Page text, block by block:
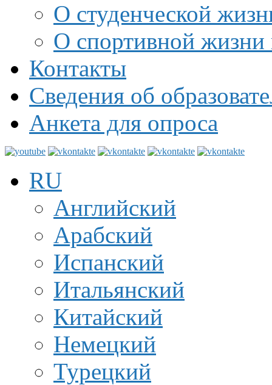
О студенческой
О спортивной жизни
Контакты
Сведения об
Анкета для опроса
RU
Английский
Арабский
Испанский
Итальянский
Китайский
Немецкий
Турецкий